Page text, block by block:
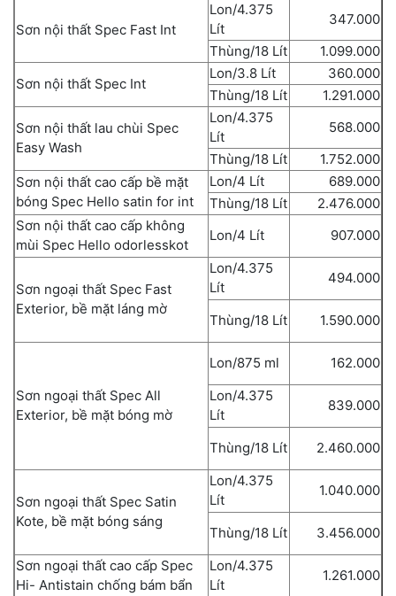
Sơn nội thất Spec Fast Int
Lon/4.375
Lít
347.000
Thùng/18 Lít
1.099.000
Sơn nội thất Spec Int
Lon/3.8 Lít
360.000
Thùng/18 Lít
1.291.000
Sơn nội thất lau chùi Spec
Easy Wash
Lon/4.375
Lít
568.000
Thùng/18 Lít
1.752.000
Sơn nội thất cao cấp bề mặt
bóng Spec Hello satin for int
Lon/4 Lít
689.000
Thùng/18 Lít
2.476.000
Sơn nội thất cao cấp không
mùi Spec Hello odorlesskot
Lon/4 Lít 907.000
Sơn ngoại thất Spec Fast
Exterior, bề mặt láng mờ
Lon/4.375
Lít
494.000
Thùng/18 Lít 1.590.000
Sơn ngoại thất Spec All
Exterior, bề mặt bóng mờ
Lon/875 ml
162.000
Lon/4.375
Lít
839.000
Thùng/18 Lít 2.460.000
Sơn ngoại thất Spec Satin
Kote, bề mặt bóng sáng
Lon/4.375
Lít
1.040.000
Thùng/18 Lít
3.456.000
Sơn ngoại thất cao cấp Spec
Hi- Antistain chống bám bẩn
Lon/4.375
Lít
1.261.000